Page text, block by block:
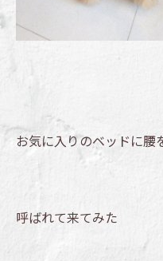
お気に入りのベッドに腰
呼ばれて来てみた